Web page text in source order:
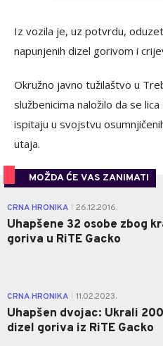
Iz vozila je, uz potvrdu,
napunjenih dizel gorivom i
Okružno javno tužilaštvo u
službenicima naložilo da se lica
ispitaju u svojstvu
utaja.
MOŽDA ĆE VAS ZANIMATI
CRNA HRONIKA 26.12.2016.
Uhapšene 32 osobe zbog
goriva u RiTE Gacko
CRNA HRONIKA 11.02.2023.
Uhapšen dvojac: Ukrali
dizel goriva iz RiTE Gacko